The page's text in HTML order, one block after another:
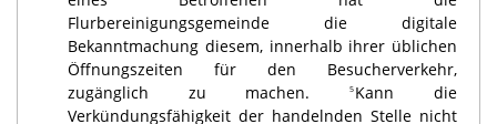
Flurbereinigungsgemeinde die digitale
Bekanntmachung diesem, innerhalb ihrer üblichen
Öffnungszeiten für den Besucherverkehr,
zugänglich zu machen.
5 Kann die
Verkündungsfähigkeit der handelnden Stelle nicht